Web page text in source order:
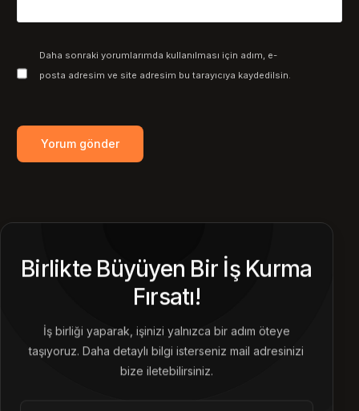
Daha sonraki yorumlarımda kullanılması için adım, e-
posta adresim ve site adresim bu tarayıcıya kaydedilsin.
Birlikte Büyüyen Bir İş Kurma
Fırsatı!
İş birliği yaparak, işinizi yalnızca bir adım öteye
taşıyoruz. Daha detaylı bilgi isterseniz mail adresinizi
bize iletebilirsiniz.